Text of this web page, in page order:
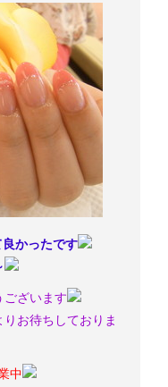
かったです
ございます
お待ちしておりま
中